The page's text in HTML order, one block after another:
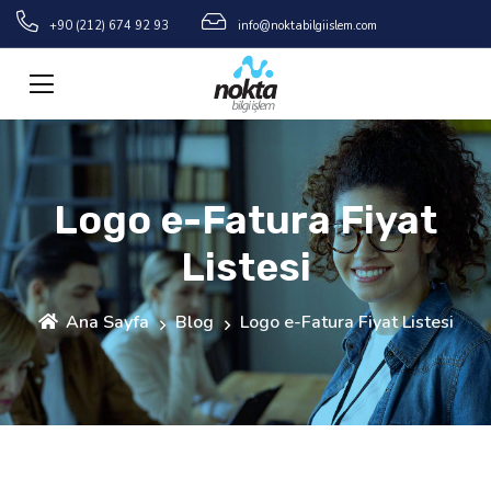
+90 (212) 674 92 93 info@noktabilgiislem.com
Logo e-Fatura Fiyat
Listesi
Ana Sayfa Blog Logo e-Fatura Fiyat Listesi